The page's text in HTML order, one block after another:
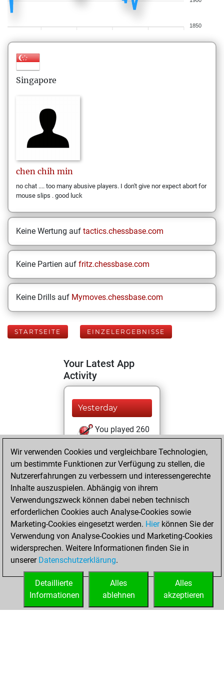
1850
Singapore
chen chih min
no chat .... too many abusive players. I don't give nor expect abort for
mouse slips . good luck
Keine Wertung auf tactics.chessbase.com
Keine Partien auf fritz.chessbase.com
Keine Drills auf Mymoves.chessbase.com
STARTSEITE EINZELERGEBNISSE
Your Latest App
Activity
Yesterday
You played 260
You scored
+124 =14 -122 in
blitz
Sonntag, Mai 10,
2026
You played 140
bullet games
Play
You scored +57
=4 -79 in bullet
Wir verwenden Cookies und vergleichbare Technologien,
um bestimmte Funktionen zur Verfügung zu stellen, die
Nutzererfahrungen zu verbessern und interessengerechte
Inhalte auszuspielen. Abhängig von ihrem
Verwendungszweck können dabei neben technisch
erforderlichen Cookies auch Analyse-Cookies sowie
Marketing-Cookies eingesetzt werden. Hierkönnen Sie der
Verwendung von Analyse-Cookies und Marketing-Cookies
widersprechen. Weitere Informationen finden Sie in
unserer Datenschutzerklärung.
Alles
akzeptieren
Alles
ablehnen
Detaillierte
Informationen